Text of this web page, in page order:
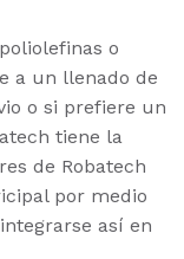
o
a un llenado de
o si prefiere un
tiene la
de Robatech
por medio
así en